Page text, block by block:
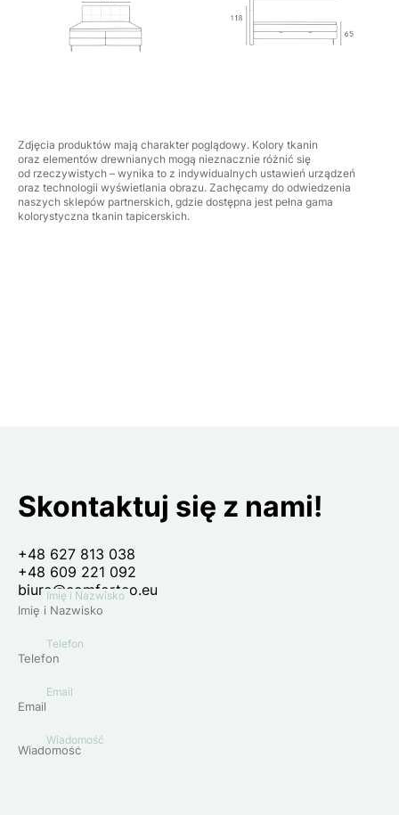
Zdjęcia produktów mają charakter poglądowy. Kolory tkanin
oraz elementów drewnianych mogą nieznacznie różnić się
od rzeczywistych – wynika to z indywidualnych ustawień urządzeń
oraz technologii wyświetlania obrazu. Zachęcamy do odwiedzenia
naszych sklepów partnerskich, gdzie dostępna jest pełna gama
kolorystyczna tkanin tapicerskich.
Skontaktuj się z nami!
+48 627 813 038
+48 609 221 092
biuro@comforteo.eu
Imię i Nazwisko
Telefon
Email
Wiadomość